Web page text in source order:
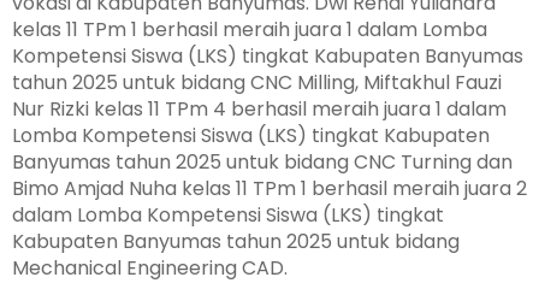
kelas 11 TPm 1 berhasil meraih juara 1 dalam Lomba
Kompetensi Siswa (LKS) tingkat Kabupaten Banyumas
tahun 2025 untuk bidang CNC Milling, Miftakhul Fauzi
Nur Rizki kelas 11 TPm 4 berhasil meraih juara 1 dalam
Lomba Kompetensi Siswa (LKS) tingkat Kabupaten
Banyumas tahun 2025 untuk bidang CNC Turning dan
Bimo Amjad Nuha kelas 11 TPm 1 berhasil meraih juara 2
dalam Lomba Kompetensi Siswa (LKS) tingkat
Kabupaten Banyumas tahun 2025 untuk bidang
Mechanical Engineering CAD.